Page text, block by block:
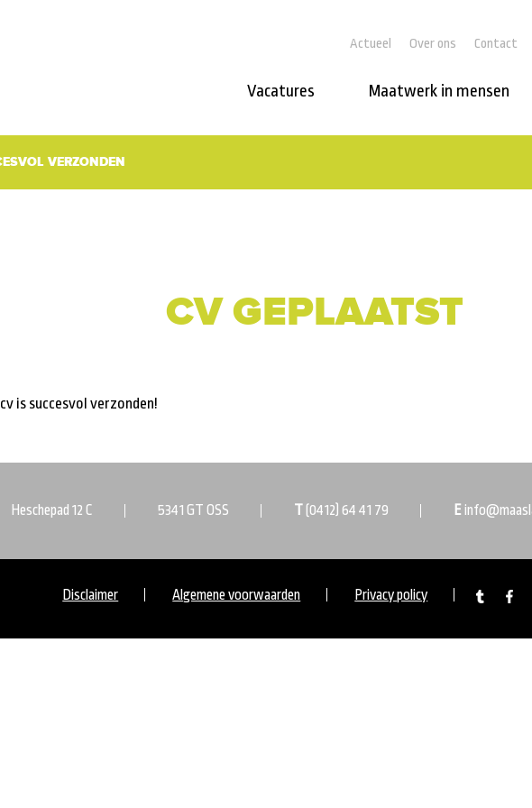
Vacatures Maatwerk in mensen
Actueel Over ons Contact
VERZONDEN
CV GEPLAATST
is succesvol verzonden!
Heschepad 12 C 5341 GT OSS T (0412) 64 41 79 E
Disclaimer Algemene voorwaarden Privacy policy